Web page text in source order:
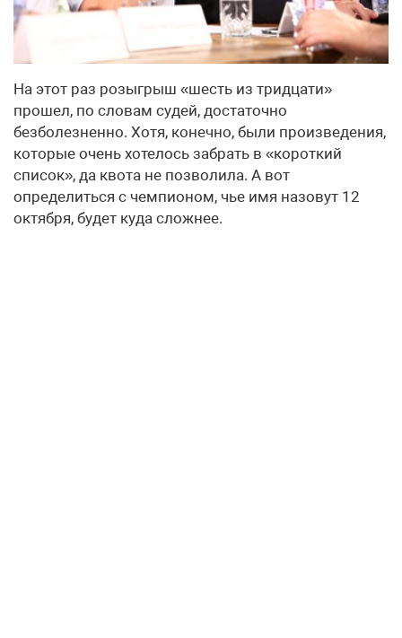
На этот раз розыгрыш «шесть из тридцати»
прошел, по словам судей, достаточно
безболезненно. Хотя, конечно, были произведения,
которые очень хотелось забрать в «короткий
список», да квота не позволила. А вот
определиться с чемпионом, чье имя назовут 12
октября, будет куда сложнее.